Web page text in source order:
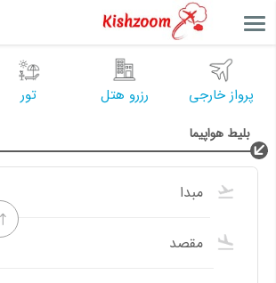
پرواز خارجی رزرو هتل تور
بلیط هواپیما